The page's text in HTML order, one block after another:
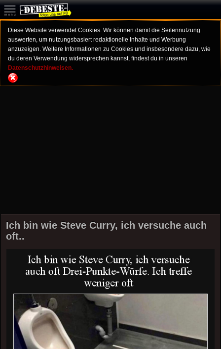
Diese Website verwendet Cookies. Wir können damit die Seitennutzung
auswerten, um nutzungsbasiert redaktionelle Inhalte und Werbung
anzuzeigen. Weitere Informationen zu Cookies und insbesondere dazu, wie
du deren Verwendung widersprechen kannst, findest du in unseren
Datenschutzhinweisen.
Ich bin wie Steve Curry, ich versuche auch
oft..